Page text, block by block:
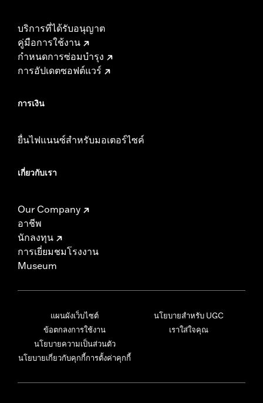
บริการที่ได้รับอนุญาต
คู่มือการใช้งาน
กำหนดการซ่อมบำรุง
การอัปเดตซอฟต์แวร์
การเงิน
ยื่นไฟแนนซ์สำหรับมอเตอร์ไซค์
เกี่ยวกับเรา
Our Company
อาชีพ
นักลงทุน
การเยี่ยมชมโรงงาน
Museum
แผนผังเว็บไซต์
ข้อตกลงการใช้งาน
นโยบายความเป็นส่วนตัว
นโยบายเกี่ยวกับคุกกี้การตั้งค่าคุกกี้
นโยบายสำหรับ UGC
เราใส่ใจคุณ